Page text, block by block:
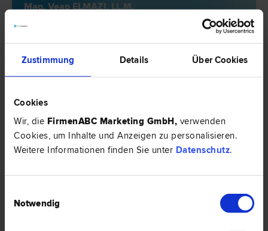
Zustimmung Details Über Cookies
Cookies
Wir, die FirmenABC Marketing GmbH, verwenden
Cookies, um Inhalte und Anzeigen zu personalisieren.
Weitere Informationen finden Sie unter Datenschutz.
Notwendig
Mag. Veap ELMAZI, LL.M.
Fremden- und Asyl­recht | Sport­recht | Straf­recht | Verfassungs­
recht und Grund­rechte | Verwaltungsstraf­recht | Zivil­recht
Annagasse 3a/29